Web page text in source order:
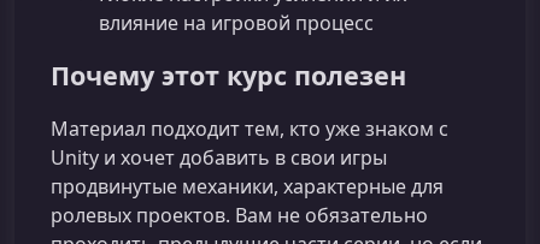
влияние на игровой процесс
Почему этот курс полезен
Материал подходит тем, кто уже знаком с
Unity и хочет добавить в свои игры
продвинутые механики, характерные для
ролевых проектов. Вам не обязательно